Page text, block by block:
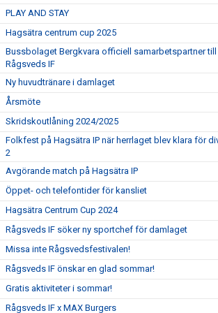
PLAY AND STAY
Hagsätra centrum cup 2025
Bussbolaget Bergkvara officiell samarbetspartner till
Rågsveds IF
Ny huvudtränare i damlaget
Årsmöte
Skridskoutlåning 2024/2025
Folkfest på Hagsätra IP när herrlaget blev klara för
2
Avgörande match på Hagsätra IP
Öppet- och telefontider för kansliet
Hagsätra Centrum Cup 2024
Rågsveds IF söker ny sportchef för damlaget
Missa inte Rågsvedsfestivalen!
Rågsveds IF önskar en glad sommar!
Gratis aktiviteter i sommar!
Rågsveds IF x MAX Burgers